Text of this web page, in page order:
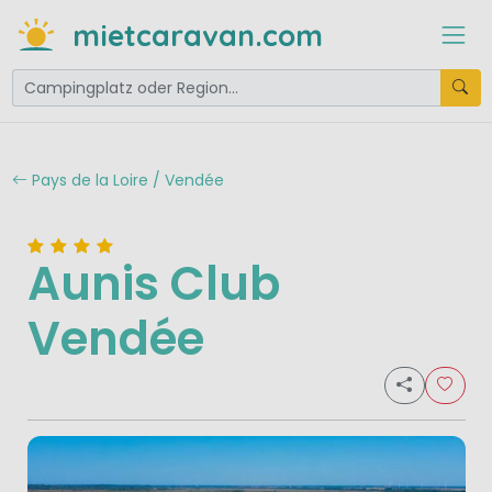
mietcaravan.com
Pays de la Loire / Vendée
Aunis Club
Vendée